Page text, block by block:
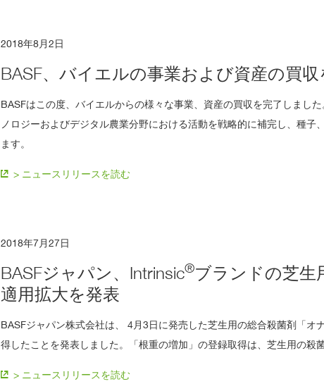
2018年8月2日
BASF、バイエルの事業および資産の買収
BASFはこの度、バイエルからの様々な事業、資産の買収を完了しまし
ノロジーおよびデジタル農業分野における活動を戦略的に補完し、種
ます。
> ニュースリリースを読む
2018年7月27日
BASFジャパン、Intrinsic®ブランドの芝生
適用拡大を発表
BASFジャパン株式会社は、 4月3日に発売した芝生用の総合殺菌剤「オ
得したことを発表しました。「根重の増加」の登録取得は、芝生用の殺
> ニュースリリースを読む